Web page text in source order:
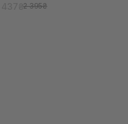
1 437₴2 395₴